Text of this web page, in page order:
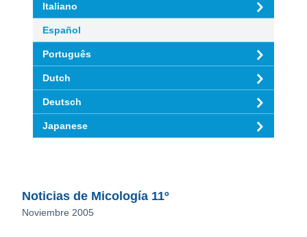
Italiano
Español
Português
Dutch
Deutsch
Japanese
Noticias de Micología 11º
Noviembre 2005